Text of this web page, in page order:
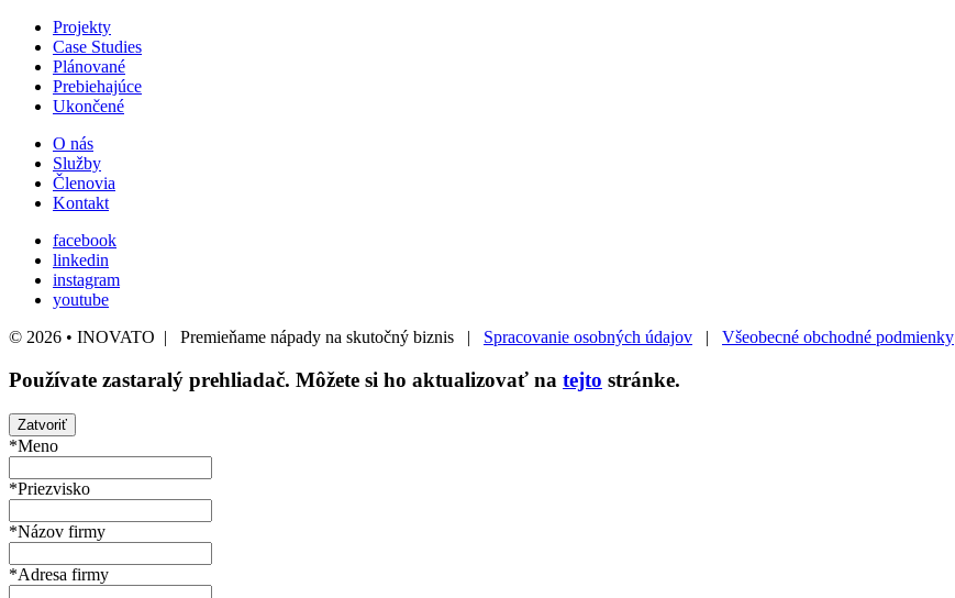
Projekty
Case Studies
Plánované
Prebiehajúce
Ukončené
O nás
Služby
Členovia
Kontakt
facebook
linkedin
instagram
youtube
© 2026 • INOVATO | Premieňame nápady na skutočný biznis | Spracovanie osobných údajov | Všeobecné obchodné podmienky
Používate zastaralý prehliadač. Môžete si ho aktualizovať na tejto stránke.
Zatvoriť
*Meno
*Priezvisko
*Názov firmy
*Adresa firmy